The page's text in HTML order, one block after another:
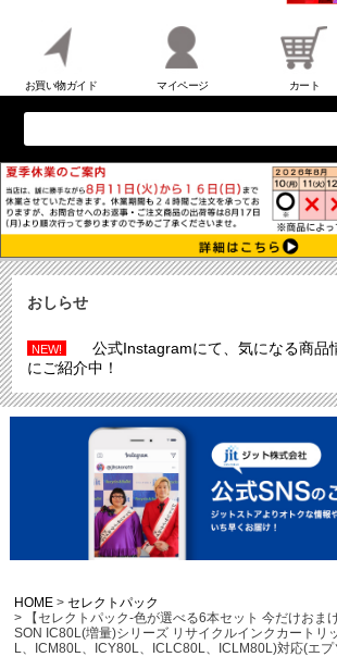
お買い物ガイド マイページ カート
おしらせ
NEW!
公式Instagramにて、気になる商品
にご紹介中！
HOME
セレクトパック
【セレクトパック-色が選べる6本セット 今だけおま
SON IC80L(増量)シリーズ リサイクルインクカートリ
L、ICM80L、ICY80L、ICLC80L、ICLM80L)対応(エプ